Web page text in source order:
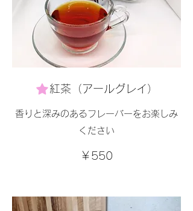
紅茶（アールグレイ）
香りと深みのあるフレーバーをお楽しみ
ください
￥550